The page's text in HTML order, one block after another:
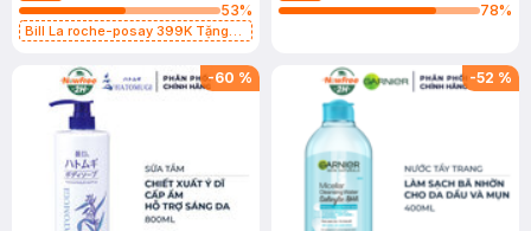
53%
Bill La roche-posay 399K Tặng
(SL có hạn)
78%
-60 % -52 %